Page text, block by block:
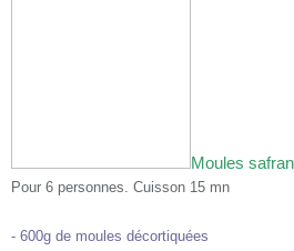
Moules
Pour 6 personnes. Cuisson 15 mn
- 600g de moules décortiquées